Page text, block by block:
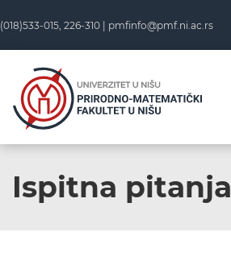
to
content
(018)533-015, 226-310 | pmfinfo@pmf.ni.ac.rs
Ispitna pitanja